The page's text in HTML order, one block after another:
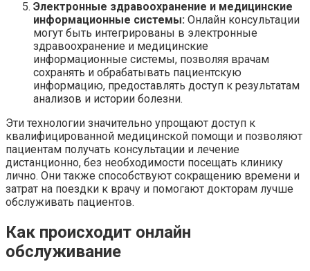
Электронные здравоохранение и медицинские
информационные системы: Онлайн консультации
могут быть интегрированы в электронные
здравоохранение и медицинские
информационные системы, позволяя врачам
сохранять и обрабатывать пациентскую
информацию, предоставлять доступ к результатам
анализов и истории болезни.
Эти технологии значительно упрощают доступ к
квалифицированной медицинской помощи и позволяют
пациентам получать консультации и лечение
дистанционно, без необходимости посещать клинику
лично. Они также способствуют сокращению времени и
затрат на поездки к врачу и помогают докторам лучше
обслуживать пациентов.
Как происходит онлайн
обслуживание